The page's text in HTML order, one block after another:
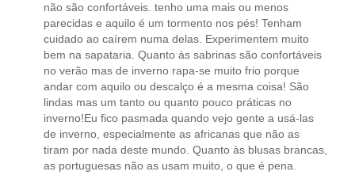
não são confortáveis. tenho uma mais ou menos
parecidas e aquilo é um tormento nos pés! Tenham
cuidado ao caírem numa delas. Experimentem muito
bem na sapataria. Quanto às sabrinas são confortáveis
no verão mas de inverno rapa-se muito frio porque
andar com aquilo ou descalço é a mesma coisa! São
lindas mas um tanto ou quanto pouco práticas no
inverno!Eu fico pasmada quando vejo gente a usá-las
de inverno, especialmente as africanas que não as
tiram por nada deste mundo. Quanto às blusas brancas,
as portuguesas não as usam muito, o que é pena.